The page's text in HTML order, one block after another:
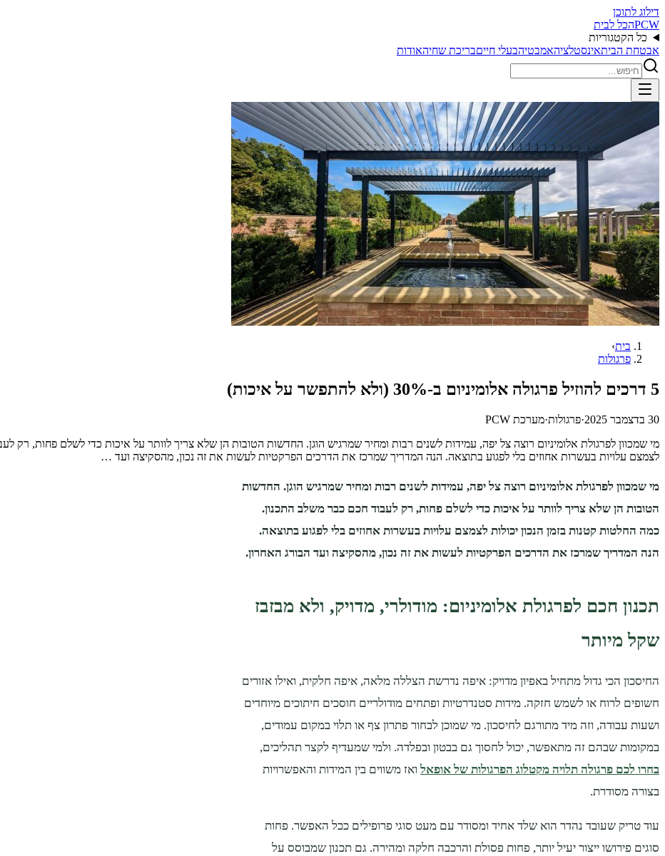
דילוג לתוכן
PCWהכל לבית
כל הקטגוריות
אבטחת הביתאינסטלציהאמבטיהבעלי חייםבריכת שחיהאודות
בית›
פרגולות
5 דרכים להוזיל פרגולה אלומיניום ב-30% (ולא להתפשר על איכות)
30 בדצמבר 2025 ·פרגולות·מערכת PCW
מי שמכוון לפרגולת אלומיניום רוצה צל יפה, עמידות לשנים רבות ומחיר שמרגיש הוגן. החדשות הטובות הן שלא צריך לוותר על איכות כדי לשלם פחות, רק
לצמצם עלויות בעשרות אחוזים בלי לפגוע בתוצאה. הנה המדריך שמרכז את הדרכים הפרקטיות לעשות את זה נכון, מהסקיצה ועד …
מי שמכוון לפרגולת אלומיניום רוצה צל יפה, עמידות לשנים רבות ומחיר שמרגיש הוגן. החדשות
הטובות הן שלא צריך לוותר על איכות כדי לשלם פחות, רק לעבוד חכם כבר משלב התכנון.
כמה החלטות קטנות בזמן הנכון יכולות לצמצם עלויות בעשרות אחוזים בלי לפגוע בתוצאה.
הנה המדריך שמרכז את הדרכים הפרקטיות לעשות את זה נכון, מהסקיצה ועד הבורג האחרון.
תכנון חכם לפרגולת אלומיניום: מודולרי, מדויק, ולא מבזבז
שקל מיותר
החיסכון הכי גדול מתחיל באפיון מדויק: איפה נדרשת הצללה מלאה, איפה חלקית, ואילו אזורים
חשופים לרוח או לשמש חזקה. מידות סטנדרטיות ופתחים מודולריים חוסכים חיתוכים מיוחדים
ושעות עבודה, וזה מיד מתורגם לחיסכון. מי שמוכן לבחור פתרון צף או תלוי במקום עמודים,
במקומות שבהם זה מתאפשר, יכול לחסוך גם בבטון ובפלדה. ולמי שמעדיף לקצר תהליכים,
בחרו לכם פרגולה תלויה מקטלוג הפרגולות של אופאלואז משווים בין המידות והאפשרויות
בצורה מסודרת.
עוד טריק שעובד נהדר הוא שלד אחיד ומסודר עם מעט סוגי פרופילים ככל האפשר. פחות
סוגים פירושו ייצור יעיל יותר, פחות פסולת והרכבה חלקה ומהירה. גם תכנון שמבוסס על